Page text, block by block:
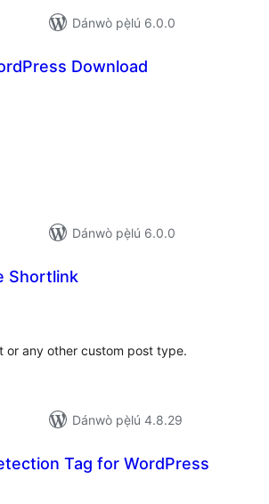
Dánwò pẹ̀lú 6.0.0
Download
Dánwò pẹ̀lú 6.0.0
Shortlink
or any other custom post type.
Dánwò pẹ̀lú 4.8.29
Tag for WordPress